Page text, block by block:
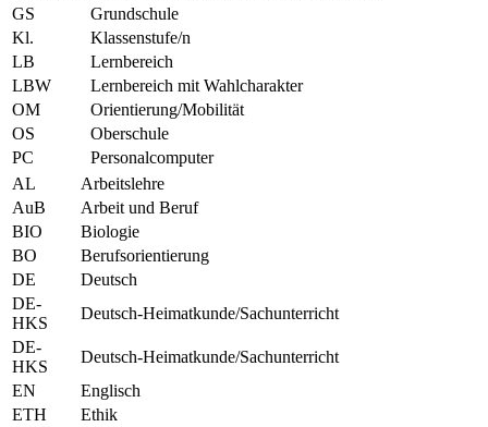
GS
Grundschule
Kl.
Klassenstufe/n
LB
Lernbereich
LBW
Lernbereich mit Wahlcharakter
OM
Orientierung/Mobilität
OS
Oberschule
PC
Personalcomputer
AL
Arbeitslehre
AuB
Arbeit und Beruf
BIO
Biologie
BO
Berufsorientierung
DE
Deutsch
DE-
HKS
Deutsch-Heimatkunde/Sachunterricht
DE-
HKS
Deutsch-Heimatkunde/Sachunterricht
EN
Englisch
ETH
Ethik